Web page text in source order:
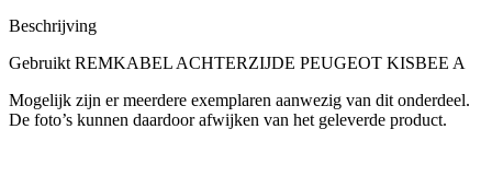
Beschrijving
Gebruikt REMKABEL ACHTERZIJDE PEUGEOT KISBEE A
Mogelijk zijn er meerdere exemplaren aanwezig van dit onderdeel.
De foto’s kunnen daardoor afwijken van het geleverde product.